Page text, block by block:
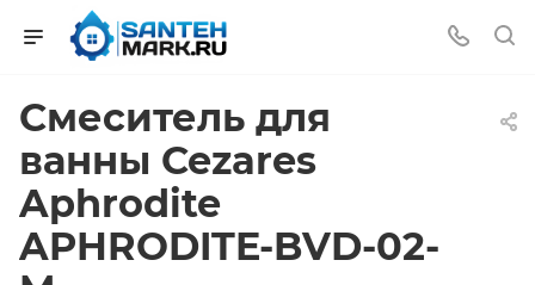
Смеситель для
ванны Cezares
Aphrodite
APHRODITE-BVD-02-